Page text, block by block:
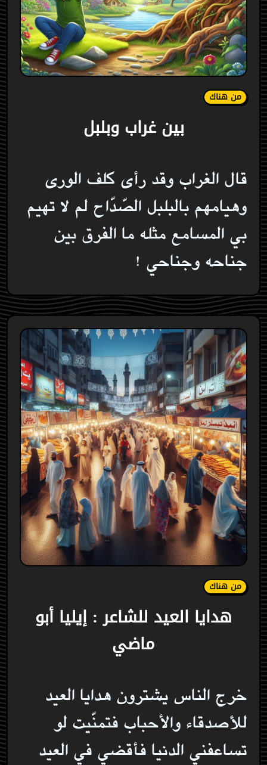
من هناك
بين غراب وبلبل
قال الغراب وقد رأى كلف الورى
وهيامهم بالبلبل الصّدّاح لم لا تهيم
بي المسامع مثله ما الفرق بين
جناحه وجناحي !
من هناك
هدايا العيد للشاعر : إيليا أبو
ماضي
خرج الناس يشترون هدايا العيد
للأصدقاء والأحباب فتمنّيت لو
تساعفني الدنيا فأقضي في العيد